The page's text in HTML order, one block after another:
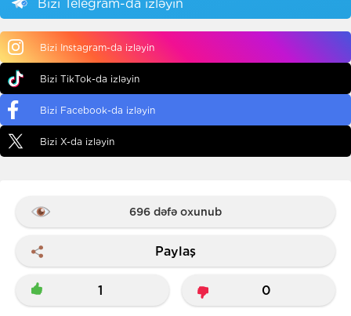
Bizi Telegram-da izləyin
Bizi Instagram-da izləyin
Bizi TikTok-da izləyin
Bizi Facebook-da izləyin
Bizi X-da izləyin
696 dəfə oxunub
Paylaş
1 0